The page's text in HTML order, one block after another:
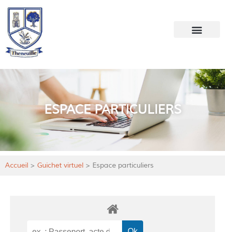
ESPACE PARTICULIERS
Accueil > Guichet virtuel > Espace particuliers